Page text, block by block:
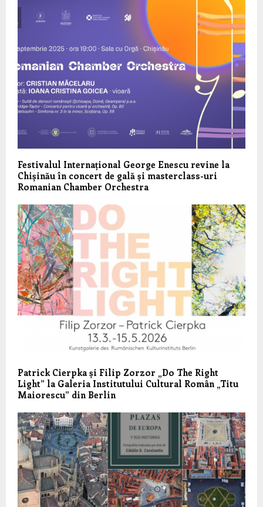
Festivalul Internațional George Enescu revine la
Chișinău în concert de gală și masterclass-uri
Romanian Chamber Orchestra
Patrick Cierpka și Filip Zorzor „Do The Right
Light” la Galeria Institutului Cultural Român „Titu
Maiorescu” din Berlin